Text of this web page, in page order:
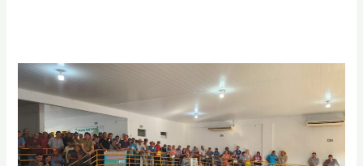
Assentados
de
Felipe
D’Oeste-